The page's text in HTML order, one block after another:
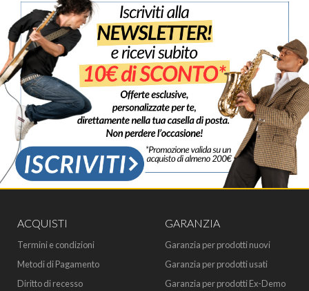
ACQUISTI
Termini e condizioni
Metodi di Pagamento
Diritto di recesso
GARANZIA
Garanzia per prodotti nuovi
Garanzia per prodotti usati
Garanzia per prodotti Ex-Demo